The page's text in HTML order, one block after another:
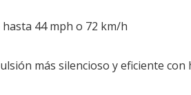
hasta 44 mph o 72 km/h
más silencioso y eficiente con